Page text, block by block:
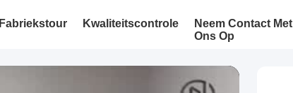
Fabriekstour Kwaliteitscontrole
Neem Contact Met
Ons Op